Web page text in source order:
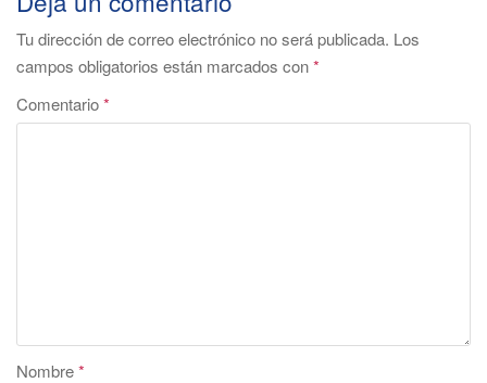
Tu dirección de correo electrónico no será publicada. Los
campos obligatorios están marcados con*
Comentario*
Nombre*